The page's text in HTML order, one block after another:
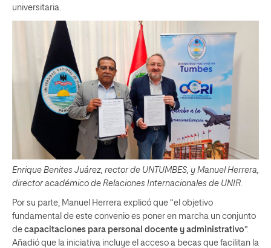
universitaria.
Enrique Benites Juárez, rector de UNTUMBES, y Manuel Herrera,
director académico de Relaciones Internacionales de UNIR.
Por su parte, Manuel Herrera explicó que “el objetivo
fundamental de este convenio es poner en marcha un conjunto
de capacitaciones para personal docente y administrativo”.
Añadió que la iniciativa incluye el acceso a becas que facilitan la